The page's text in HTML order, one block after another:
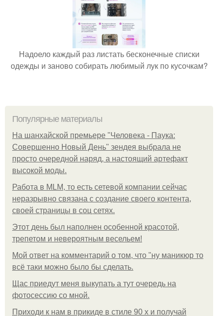
Надоело каждый раз листать бесконечные списки
одежды и заново собирать любимый лук по кусочкам?
Популярные материалы
На шанхайской премьере "Человека - Паука:
Совершенно Новый День" зендея выбрала не
просто очередной наряд, а настоящий артефакт
высокой моды.
Работа в MLM, то есть сетевой компании сейчас
неразрывно связана с создание своего контента,
своей страницы в соц сетях.
Этот день был наполнен особенной красотой,
трепетом и невероятным весельем!
Мой ответ на комментарий о том, что "ну маникюр то
всё таки можно было бы сделать.
Щас приедут меня выкупать а тут очередь на
фотосессию со мной.
Приходи к нам в прикиде в стиле 90 х и получай